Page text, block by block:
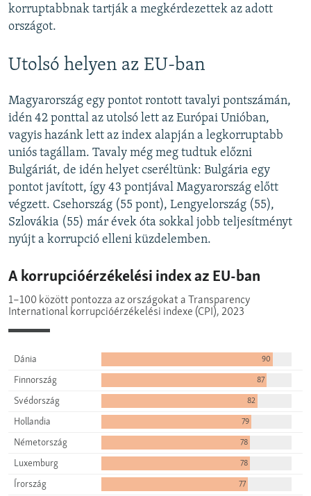
korruptabbnak tartják a megkérdezettek az adott
országot.
Utolsó helyen az EU-ban
Magyarország egy pontot rontott tavalyi pontszámán,
idén 42 ponttal az utolsó lett az Európai Unióban,
vagyis hazánk lett az index alapján a legkorruptabb
uniós tagállam. Tavaly még meg tudtuk előzni
Bulgáriát, de idén helyet cseréltünk: Bulgária egy
pontot javított, így 43 pontjával Magyarország előtt
végzett. Csehország (55 pont), Lengyelország (55),
Szlovákia (55) már évek óta sokkal jobb teljesítményt
nyújt a korrupció elleni küzdelemben.